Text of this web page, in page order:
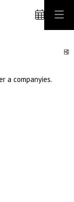
a companyies.